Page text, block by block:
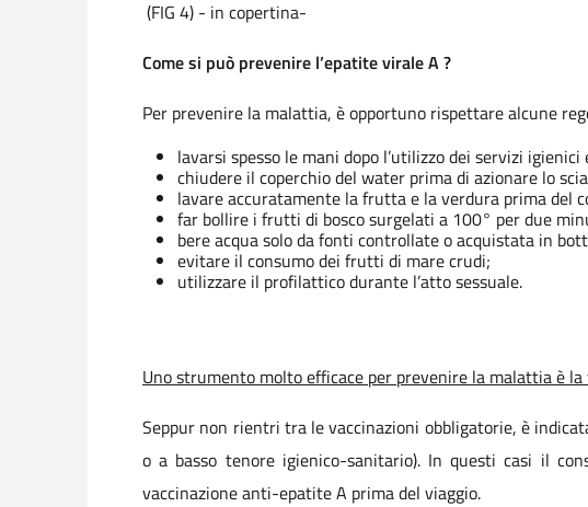
(FIG 4) - in copertina-
Come si può prevenire l’epatite virale A ?
Per prevenire la malattia, è opportuno rispettare alcune
lavarsi spesso le mani dopo l’utilizzo dei servizi
chiudere il coperchio del water prima di azionare lo
lavare accuratamente la frutta e la verdura prima del
far bollire i frutti di bosco surgelati a 100° per due
bere acqua solo da fonti controllate o acquistata in
evitare il consumo dei frutti di mare crudi;
utilizzare il profilattico durante l’atto sessuale.
Uno strumento molto efficace per prevenire la malattia è la
Seppur non rientri tra le vaccinazioni obbligatorie, è
o a basso tenore igienico-sanitario). In questi casi il
vaccinazione anti-epatite A prima del viaggio.